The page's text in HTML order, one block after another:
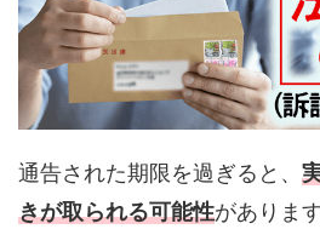
通告された期限を過ぎると、
きが取られる可能性があります